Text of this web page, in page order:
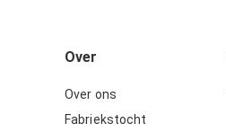
Over
Over ons
Fabriekstocht